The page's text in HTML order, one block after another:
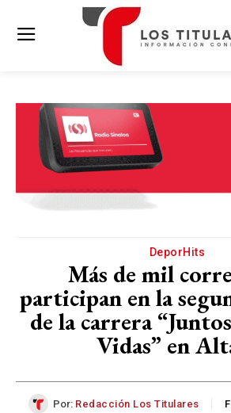
DeporHits
Más de mil
participan en la
de la carrera
Vidas” en
Por: Redacción Los Titulares